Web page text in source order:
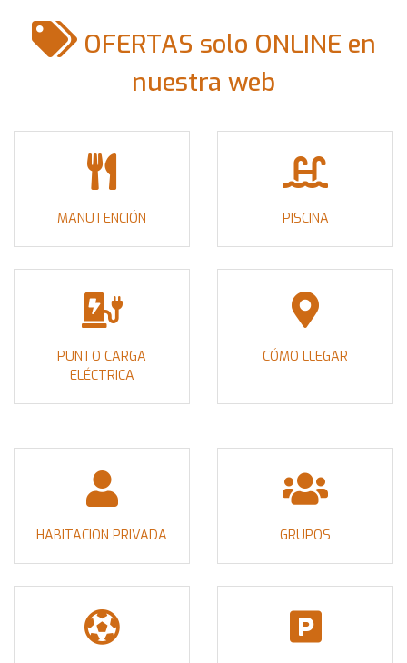
OFERTAS solo ONLINE en
nuestra web
MANUTENCIÓN PISCINA
PUNTO CARGA
ELÉCTRICA
CÓMO LLEGAR
HABITACION PRIVADA GRUPOS